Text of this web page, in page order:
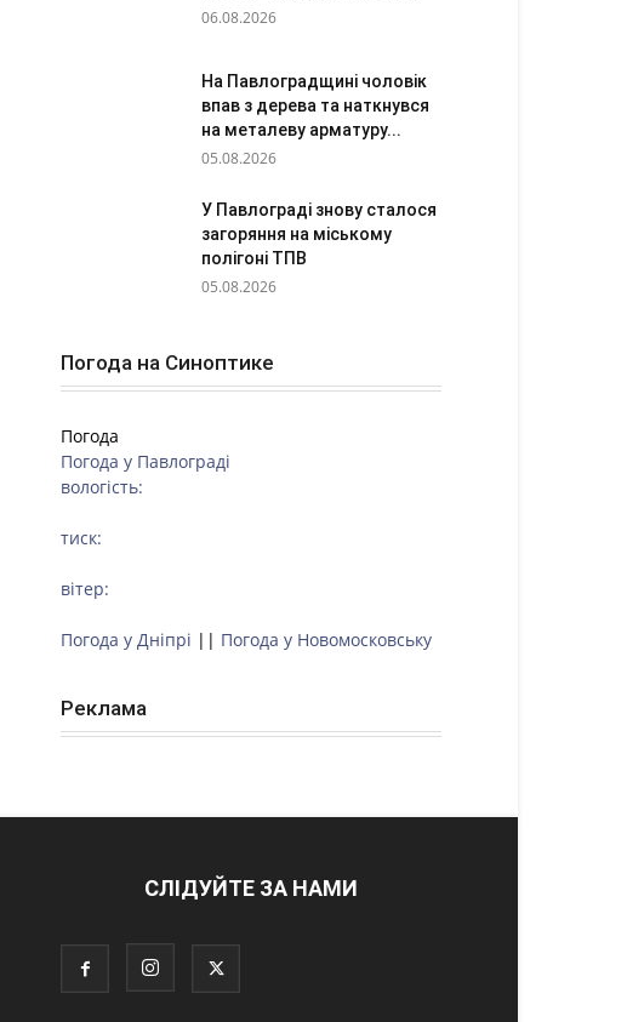
06.08.2026
На Павлоградщині чоловік
впав з дерева та наткнувся
на металеву арматуру...
05.08.2026
У Павлограді знову сталося
загоряння на міському
полігоні ТПВ
05.08.2026
Погода на Синоптике
Погода
Погода у Павлограді
вологість:
тиск:
вітер:
Погода у Дніпрі || Погода у Новомосковську
Реклама
СЛІДУЙТЕ ЗА НАМИ